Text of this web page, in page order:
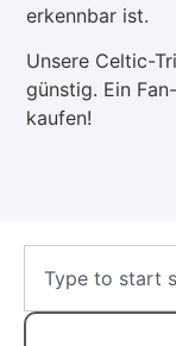
erkennbar ist.
Unsere Celtic-
günstig. Ein
kaufen!